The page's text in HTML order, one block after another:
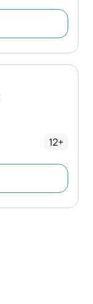
12+